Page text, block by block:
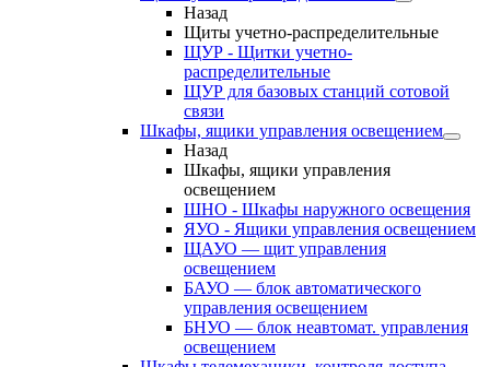
Назад
Щиты учетно-распределительные
ЩУР - Щитки учетно-
распределительные
ЩУР для базовых станций сотовой
связи
Шкафы, ящики управления освещением
Назад
Шкафы, ящики управления
освещением
ШНО - Шкафы наружного освещения
ЯУО - Ящики управления освещением
ЩАУО — щит управления
освещением
БАУО — блок автоматического
управления освещением
БНУО — блок неавтомат. управления
освещением